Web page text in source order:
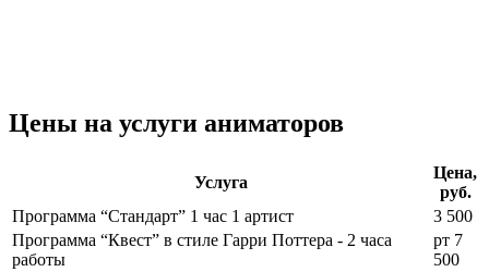
Цены на услуги аниматоров
Услуга
Цена,
руб.
Программа “Стандарт” 1 час 1 артист
3 500
Программа “Квест” в стиле Гарри Поттера - 2 часа
работы
рт 7
500